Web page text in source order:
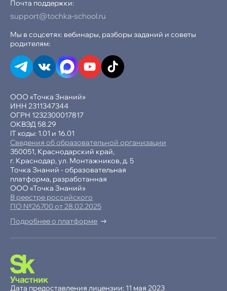
Подготовка к школе
Подготовка к школе
Семейное обучение
−10% при оплате в рассрочку
ООО «Точка Знаний»
ИНН 2311347344
ОГРН 1232300017817
ОКВЭД 58.29
IT коды: 1.01 и 16.01
Сведения об образовательной организации
350051, Краснодарский край,
г. Краснодар, ул. Монтажников, д. 5
Точка Знаний - образовательная
платформа, разработанная
ООО «Точка Знаний»
В реестре российского
ПО №26700 от 28.02.2025
Подробнее о платформе
Почта поддержки:
support@tochka-school.ru
Мы в соцсетях: вебинары, разборы заданий и советы
родителям:
Дата предоставления лицензии: 11 мая 2023